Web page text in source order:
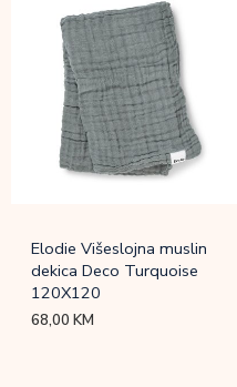
Elodie Višeslojna muslin
dekica Deco Turquoise
120X120
68,00KM